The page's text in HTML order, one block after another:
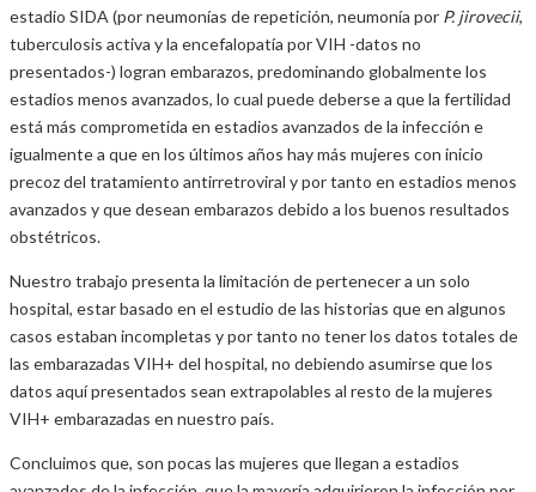
estadio SIDA (por neumonías de repetición, neumonía por P. jirovecii,
tuberculosis activa y la encefalopatía por VIH -datos no
presentados-) logran embarazos, predominando globalmente los
estadios menos avanzados, lo cual puede deberse a que la fertilidad
está más comprometida en estadios avanzados de la infección e
igualmente a que en los últimos años hay más mujeres con inicio
precoz del tratamiento antirretroviral y por tanto en estadios menos
avanzados y que desean embarazos debido a los buenos resultados
obstétricos.
Nuestro trabajo presenta la limitación de pertenecer a un solo
hospital, estar basado en el estudio de las historias que en algunos
casos estaban incompletas y por tanto no tener los datos totales de
las embarazadas VIH+ del hospital, no debiendo asumirse que los
datos aquí presentados sean extrapolables al resto de la mujeres
VIH+ embarazadas en nuestro país.
Concluimos que, son pocas las mujeres que llegan a estadios